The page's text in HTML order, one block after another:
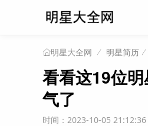
明星大全网 明星简历
看看这19位
气了
时间：2023-10-05 21:12:36